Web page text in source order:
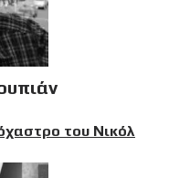
του Νικόλ